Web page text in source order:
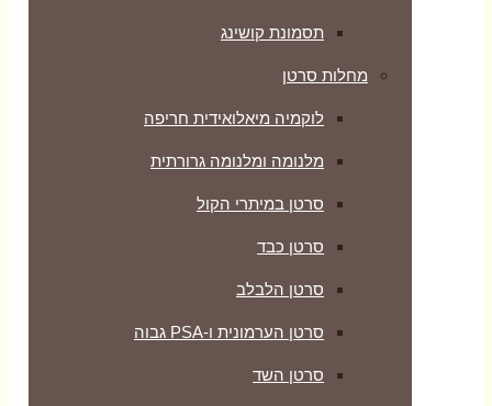
תסמונת קושינג
מחלות סרטן
לוקמיה מיאלואידית חריפה
מלנומה ומלנומה גרורתית
סרטן במיתרי הקול
סרטן כבד
סרטן הלבלב
סרטן הערמונית ו-PSA גבוה
סרטן השד